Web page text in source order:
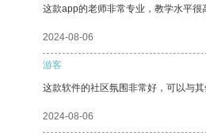
这款app的老师非常专业，教学水平很
2024-08-06
游客
这款软件的社区氛围非常好，可以与其
2024-08-06